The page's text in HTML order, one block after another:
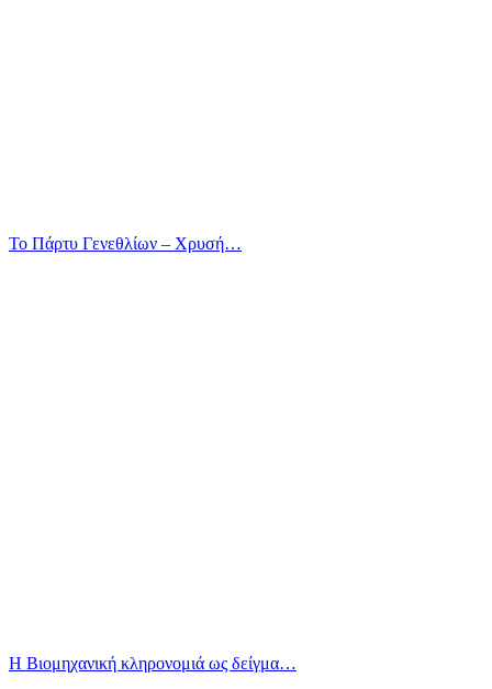
Το Πάρτυ Γενεθλίων – Χρυσή…
Η Βιομηχανική κληρονομιά ως δείγμα…